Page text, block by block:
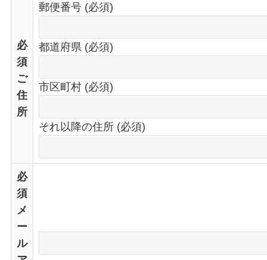
必
須
ご
住
所
郵便番号 (必須)
都道府県 (必須)
市区町村 (必須)
それ以降の住所 (必須)
必
須
メ
ー
ル